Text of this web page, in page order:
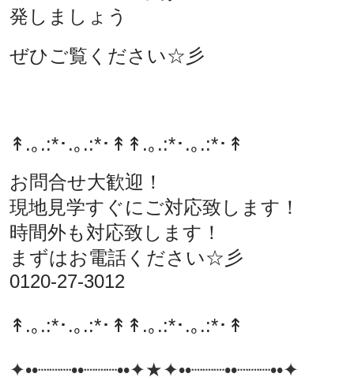
発しましょう
ぜひご覧ください☆彡
↟.｡.:*･.｡.:*･↟ ↟.｡.:*･.｡.:*･↟
お問合せ大歓迎！
現地見学すぐにご対応致します！
時間外も対応致します！
まずはお電話ください☆彡
0120-27-3012
↟.｡.:*･.｡.:*･↟ ↟.｡.:*･.｡.:*･↟
✦••┈┈┈••┈┈┈••✦★✦••┈┈┈••┈┈┈••✦